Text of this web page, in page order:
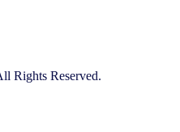
Rights Reserved.